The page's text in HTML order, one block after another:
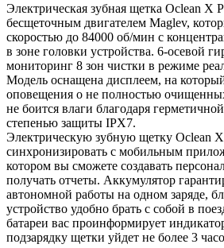
Электрическая зубная щетка Oclean X
бесщеточным двигателем Maglev,
скоростью до 84000 об/мин с
в зоне головки устройства. 6-осевой
мониторинг 8 зон чистки в режиме
Модель оснащена дисплеем, на
оповещения о не полностью
не боится влаги благодаря
степенью защиты IPX7.
Электрическую зубную щетку Oclean
синхронизировать с мобильным
котором вы сможете создавать
получать отчеты. Аккумулятор
автономной работы на одном заряде,
устройство удобно брать с собой в
батареи вас проинформирует
подзарядку щетки уйдет не более 3